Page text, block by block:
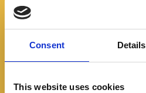
Consent Details
This website uses cookies